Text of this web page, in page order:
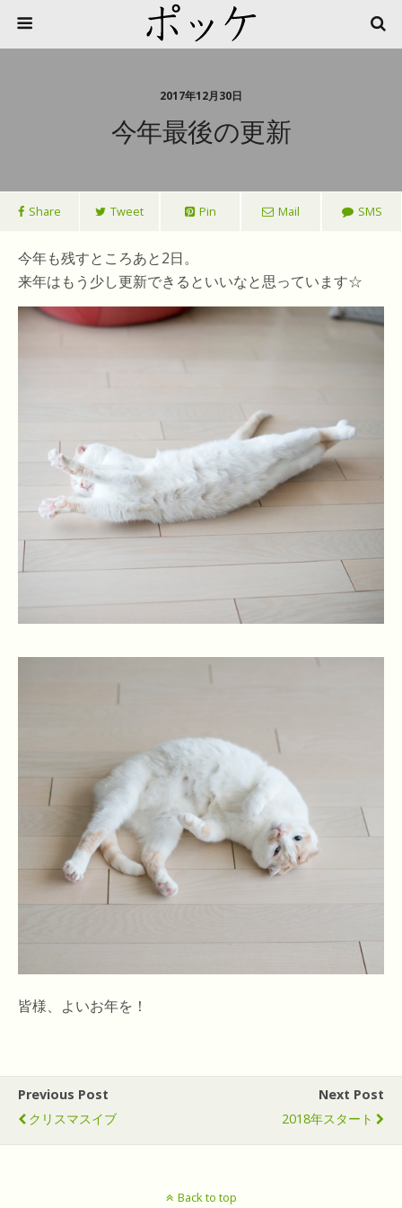
2017年12月30日
今年最後の更新
Share Tweet Pin Mail SMS
今年も残すところあと2日。
来年はもう少し更新できるといいなと思っています☆
皆様、よいお年を！
Previous Post
クリスマスイブ
Next Post
2018年スタート
Back to top